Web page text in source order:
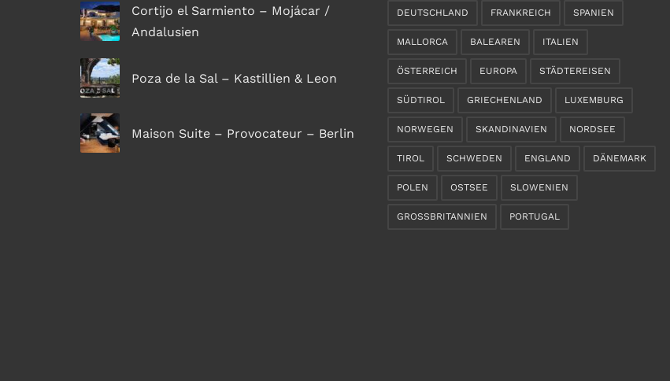
Cortijo el Sarmiento – Mojácar /
Andalusien
Poza de la Sal – Kastillien & Leon
Maison Suite – Provocateur – Berlin
DEUTSCHLAND FRANKREICH SPANIEN
MALLORCA BALEAREN ITALIEN
ÖSTERREICH EUROPA STÄDTEREISEN
SÜDTIROL GRIECHENLAND LUXEMBURG
NORWEGEN SKANDINAVIEN NORDSEE
TIROL SCHWEDEN ENGLAND DÄNEMARK
POLEN OSTSEE SLOWENIEN
GROSSBRITANNIEN PORTUGAL